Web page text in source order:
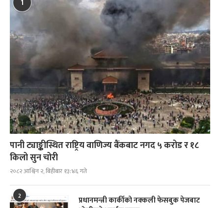
1
पानी ट्याङ्कीस्थित राष्ट्रिय वाणिज्य बैंकबाट नगद ५ करोड र १८
किलो सुन चोरी
२०८२ आश्विन २, बिहीबार १३:४६ गते
2
प्रधानमन्त्री कार्कीको नक्कली फेसबुक पेजबाट